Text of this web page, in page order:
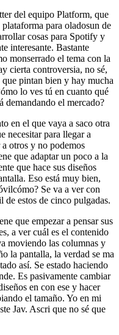
del equipo Platform, que
para oladosun de
cosas para Spotify y
interesante. Bastante
monserrado el tema con la
cierta controversia, no sé,
pintan bien y hay mucha
lo ves tú en cuanto qué
demandando el mercado?
en el que vaya a saco otra
necesitar para llegar a
otros y no podemos
que adaptar un poco a la
que hace sus diseños
Eso está muy bien,
Se va a ver con
de estos de cinco pulgadas.
que empezar a pensar sus
a ver cuál es el contenido
moviendo las columnas y
la pantalla, la verdad se ma
así. Se estado haciendo
Es pasivamente cambiar
en con ese y hacer
el tamaño. Yo en mi
Jav. Ascri que no sé que